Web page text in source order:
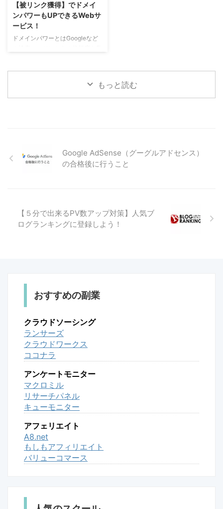
のにかかる費用はレンタルサーバ
ー代くらいです。 以前はレンタ
ルサーバーとドメインを別々に取
得していたため、それぞれに費用
【被リンク獲得】でドメイ
ンパワーもUPできるWebサ
ービス！
ドメインパワーとはGoogleなど
「ドメイン年数」「被リンク」等
となります。この中で「コンテン
ことぐらいでしょうか。 では、
残りの「被リンク」はというと、
もっと読む
Google AdSense（グーグルアドセンス）
の合格後に行うこと
【５分で出来るPV数アップ対策】人気ブ
ログランキングに登録しよう！
おすすめの副業
クラウドソーシング
ランサーズ
クラウドワークス
ココナラ
アンケートモニター
マクロミル
リサーチパネル
キューモニター
アフェリエイト
A8.net
もしもアフィリエイト
バリューコマース